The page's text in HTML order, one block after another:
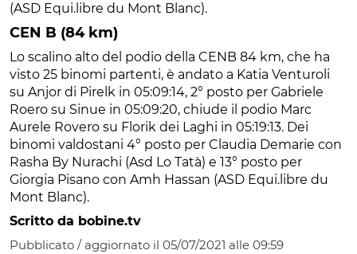
(ASD Equi.libre du Mont Blanc).
CEN B (84 km)
Lo scalino alto del podio della CENB 84 km, che ha
visto 25 binomi partenti, è andato a Katia Venturoli
su Anjor di Pirelk in 05:09:14, 2° posto per Gabriele
Roero su Sinue in 05:09:20, chiude il podio Marc
Aurele Rovero su Florik dei Laghi in 05:19:13. Dei
binomi valdostani 4° posto per Claudia Demarie con
Rasha By Nurachi (Asd Lo Tatà) e 13° posto per
Giorgia Pisano con Amh Hassan (ASD Equi.libre du
Mont Blanc).
Scritto da bobine.tv
Pubblicato / aggiornato il 05/07/2021 alle 09:59